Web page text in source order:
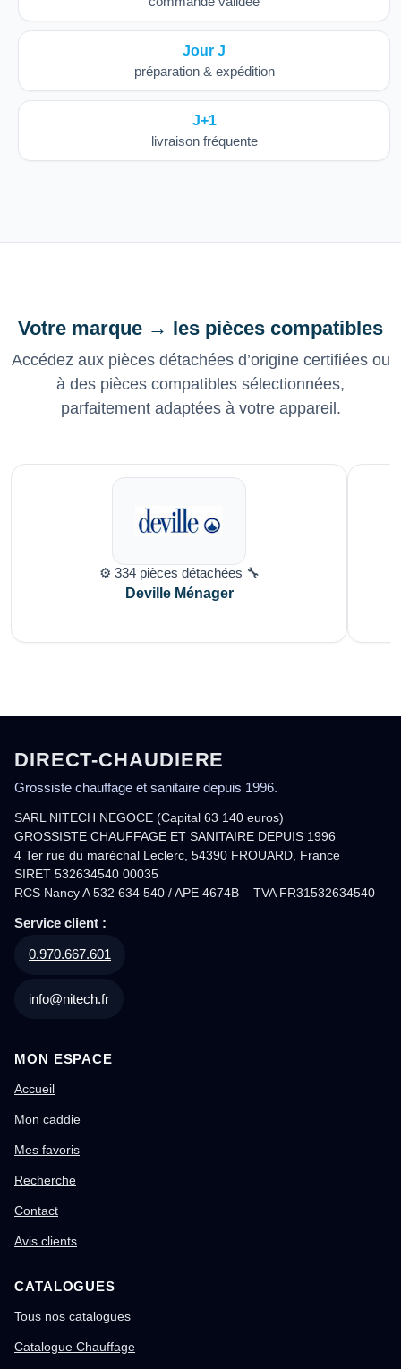
Jour J
préparation & expédition
J+1
livraison fréquente
Votre marque → les pièces compatibles
Accédez aux pièces détachées d’origine certifiées ou
à des pièces compatibles sélectionnées,
parfaitement adaptées à votre appareil.
⚙️ 334 pièces détachées 🔧
Deville Ménager
DIRECT-CHAUDIERE
Grossiste chauffage et sanitaire depuis 1996.
SARL NITECH NEGOCE (Capital 63 140 euros)
GROSSISTE CHAUFFAGE ET SANITAIRE DEPUIS 1996
4 Ter rue du maréchal Leclerc, 54390 FROUARD, France
SIRET 532634540 00035
RCS Nancy A 532 634 540 / APE 4674B – TVA FR31532634540
Service client :
0.970.667.601
info@nitech.fr
MON ESPACE
Accueil
Mon caddie
Mes favoris
Recherche
Contact
Avis clients
CATALOGUES
Tous nos catalogues
Catalogue Chauffage